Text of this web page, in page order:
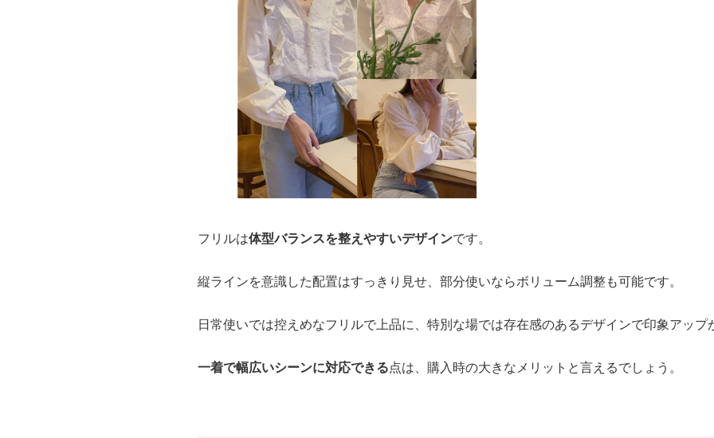
フリルは体型バランスを整えやすいデザインです。
縦ラインを意識した配置はすっきり見せ、部分使いならボリューム調整も可能です。
日常使いでは控えめなフリルで上品に、特別な場では存在感のあるデザインで印象アップ
一着で幅広いシーンに対応できる点は、購入時の大きなメリットと言えるでしょう。